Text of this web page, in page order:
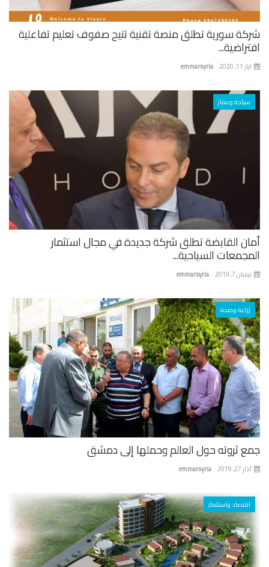
سورية تطلق منصة تقنية تتيح صفوف تعليم تفاعلية
emmarsyria
سياحة وعقار
القابضة تطلق شركة جديدة في مجال استثمار
السياحية...
emmarsyria 7, 2019
زراعة وصحة
ثروته حول العالم وحملها إلى دمشق
emmarsyria 27, 2019
اقتصاد واستثمار